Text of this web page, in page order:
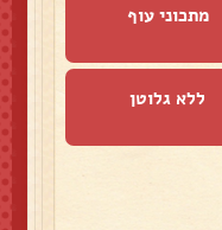
מתכוני עוף
ללא גלוטן